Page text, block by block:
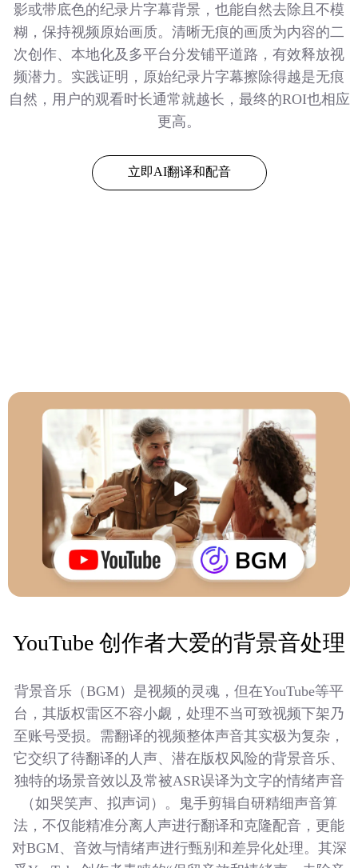
影或带底色的纪录片字幕背景，也能自然去除且不模
糊，保持视频原始画质。清晰无痕的画质为内容的二
次创作、本地化及多平台分发铺平道路，有效释放视
频潜力。实践证明，原始纪录片字幕擦除得越是无痕
自然，用户的观看时长通常就越长，最终的ROI也相应
更高。
立即AI翻译和配音
YouTube 创作者大爱的背景音处理
背景音乐（BGM）是视频的灵魂，但在YouTube等平
台，其版权雷区不容小觑，处理不当可致视频下架乃
至账号受损。需翻译的视频整体声音其实极为复杂，
它交织了待翻译的人声、潜在版权风险的背景音乐、
独特的场景音效以及常被ASR误译为文字的情绪声音
（如哭笑声、拟声词）。鬼手剪辑自研精细声音算
法，不仅能精准分离人声进行翻译和克隆配音，更能
对BGM、音效与情绪声进行甄别和差异化处理。其深